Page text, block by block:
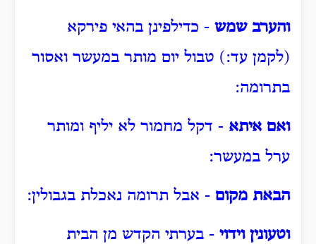
והערב שמש - כדילפינן בהאי פירקא
(לקמן עד:) טבול יום מותר במעשר ואסור
בתרומה:
ואם איתא - דקל מחמור לא יליף ומותר
ערל במעשר:
הבאת מקום - אבל תרומה נאכלת בגבולין:
וטעונין וידוי - בערתי הקדש מן הבית